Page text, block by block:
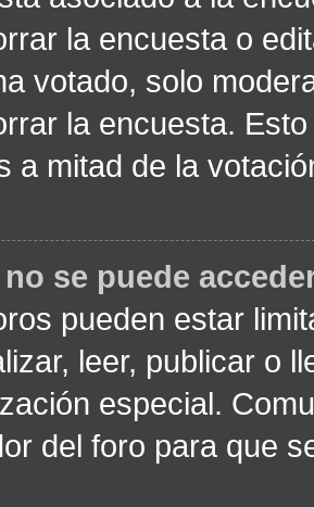
la encuesta o
votado, solo
la encuesta.
a mitad de la
se puede
pueden estar
leer, publicar o
especial.
del foro para que